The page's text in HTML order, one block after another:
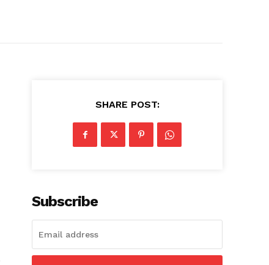
SHARE POST:
Subscribe